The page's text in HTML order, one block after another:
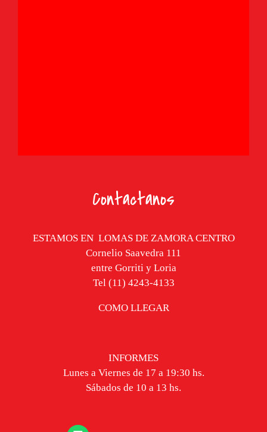
Contactanos
ESTAMOS EN LOMAS DE ZAMORA CENTRO
Cornelio Saavedra 111
entre Gorriti y Loria
Tel (11) 4243-4133
COMO LLEGAR
INFORMES
Lunes a Viernes de 17 a 19:30 hs.
Sábados de 10 a 13 hs.